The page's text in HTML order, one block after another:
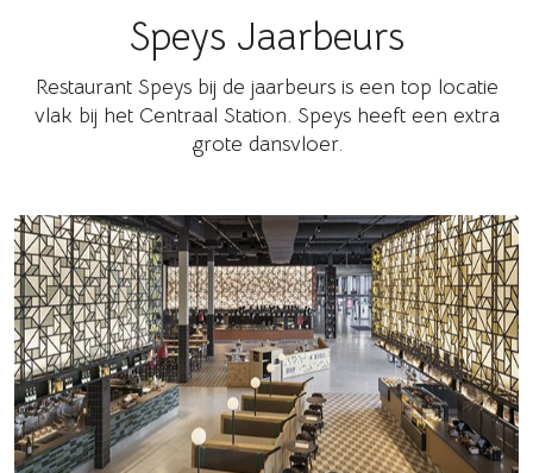
Bekijk op InstagramSpeys Jaarbeurs
Restaurant Speys bij de jaarbeurs is een top locatie
vlak bij het Centraal Station. Speys heeft een extra
grote dansvloer.